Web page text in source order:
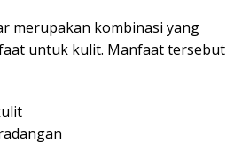
merupakan kombinasi yang
untuk kulit. Manfaat tersebut